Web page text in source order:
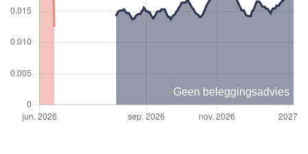
Geen beleggingsadvies